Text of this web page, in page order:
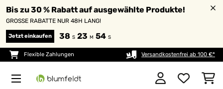
Bis zu 30 % Rabatt auf ausgewählte Produkte!
GROSSE RABATTE NUR 48H LANG!
Jetzt einkaufen 38 S 23 M 53 S
Flexible Zahlungen Versandkostenfrei ab 100 €*